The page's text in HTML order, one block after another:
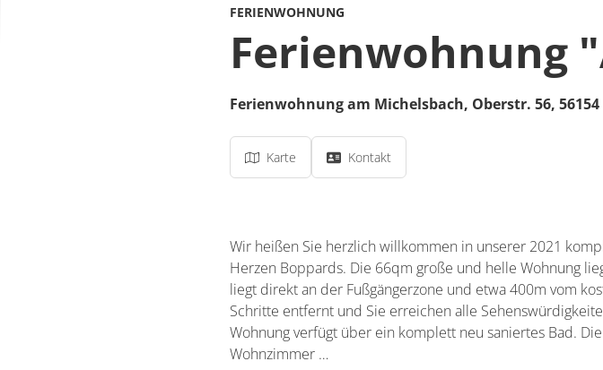
FERIENWOHNUNG
Ferienwohnung
Ferienwohnung am Michelsbach, Oberstr. 56, 56154
Karte Kontakt
Wir heißen Sie herzlich willkommen in unserer 2021
Herzen Boppards. Die 66qm große und helle Wohnung
liegt direkt an der Fußgängerzone und etwa 400m vom
Schritte entfernt und Sie erreichen alle
Wohnung verfügt über ein komplett neu saniertes Bad.
Wohnzimmer …